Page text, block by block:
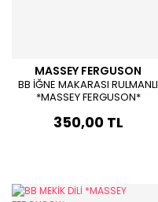
MASSEY FERGUSON
BB İĞNE MAKARASI RULMANLI
*MASSEY FERGUSON*
350,00 TL